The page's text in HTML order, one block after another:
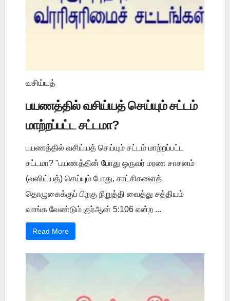
வசிய்யத்
பயணத்தில் வசிய்யத் செய்யும் சட்டம்
மாற்றப்பட்ட சட்டமா?
பயணத்தில் வசிய்யத் செய்யும் சட்டம் மாற்றப்பட்ட
சட்டமா? "பயணத்தின் போது ஒருவர் மரண சாசனம்
(வஸிய்யத்) செய்யும் போது, சாட்சிகளைத்
தொழுகைக்குப் பிறகு நிறுத்தி வைத்து சத்தியம்
வாங்க வேண்டும் குர்ஆன் 5:106 என்ற ...
Read More